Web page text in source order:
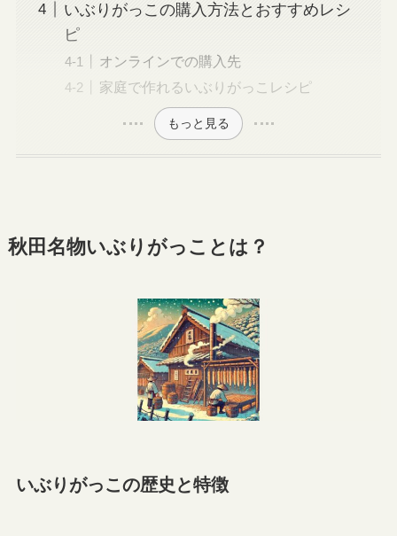
いぶりがっこの購入方法とおすすめレシ
ピ
オンラインでの購入先
家庭で作れるいぶりがっこレシピ
もっと見る
秋田名物いぶりがっことは？
いぶりがっこの歴史と特徴